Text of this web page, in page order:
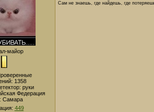
майор
1358
руки
Федерация
Самара
449
Сам не знаешь, где найдешь, где